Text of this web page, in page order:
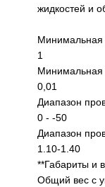
жидкостей и
Минимальная
1
Минимальная
0,01
Диапазон
0 - -50
Диапазон
1.10-1.40
**Габариты и
Общий вес с